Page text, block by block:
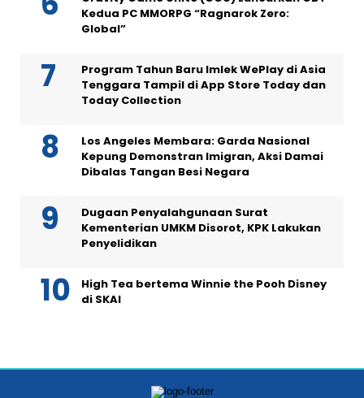
Kedua PC MMORPG “Ragnarok Zero:
Global”
Program Tahun Baru Imlek WePlay di Asia
Tenggara Tampil di App Store Today dan
Today Collection
Los Angeles Membara: Garda Nasional
Kepung Demonstran Imigran, Aksi Damai
Dibalas Tangan Besi Negara
Dugaan Penyalahgunaan Surat
Kementerian UMKM Disorot, KPK Lakukan
Penyelidikan
High Tea bertema Winnie the Pooh Disney
di SKAI